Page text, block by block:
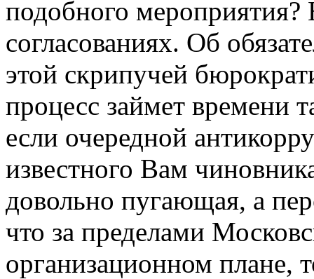
подобного мероприятия?
согласованиях. Об
этой скрипучей
процесс займет времени
если очередной
известного Вам
довольно пугающая, а
что за пределами
организационном плане,